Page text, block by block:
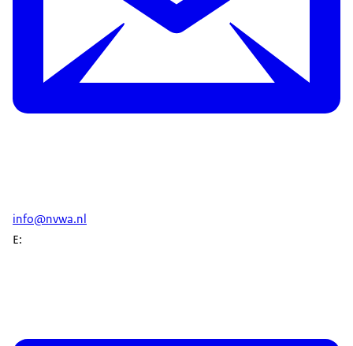
info@nvwa.nl
E: